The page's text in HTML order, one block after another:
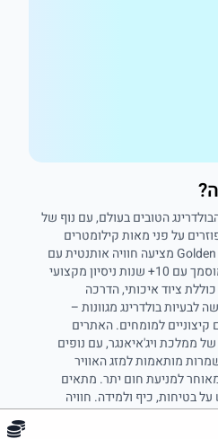
הטובים בעולם, עם נוף של
על פני מאות קילומטרים
רבועים. Golden Boulders Climbing מציעה חוויה אותנטית עם
ג'רי (ויקראם), מדריך מקומי מוסמך עם 10+ שנות ניסיון מקצועי
ציוד איכותי, הדרכה
בולדרינג מגוונות –
למומחים. האתרים
ממלכת ויג'איאנגר, עם נופים
מותאמות למזג האוויר
למניעת חום יתר. מתאים
בטיחות, כיף ולמידה. חוויה